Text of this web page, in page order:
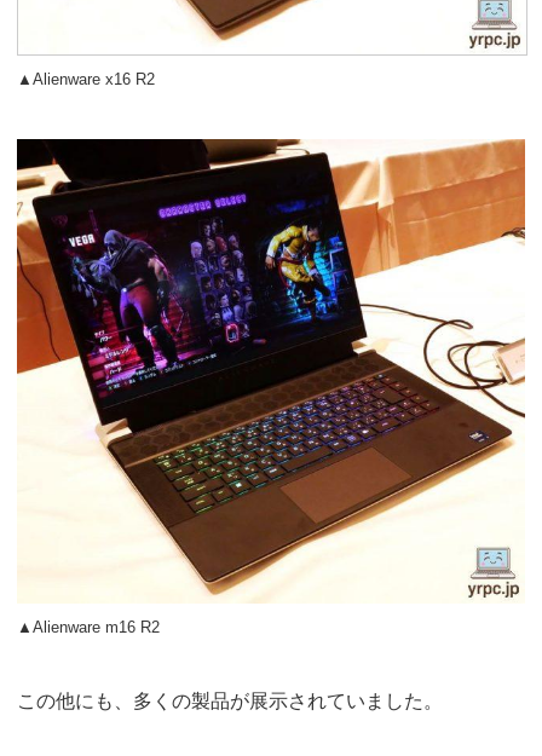
▲Alienware x16 R2
▲Alienware m16 R2
この他にも、多くの製品が展示されていました。